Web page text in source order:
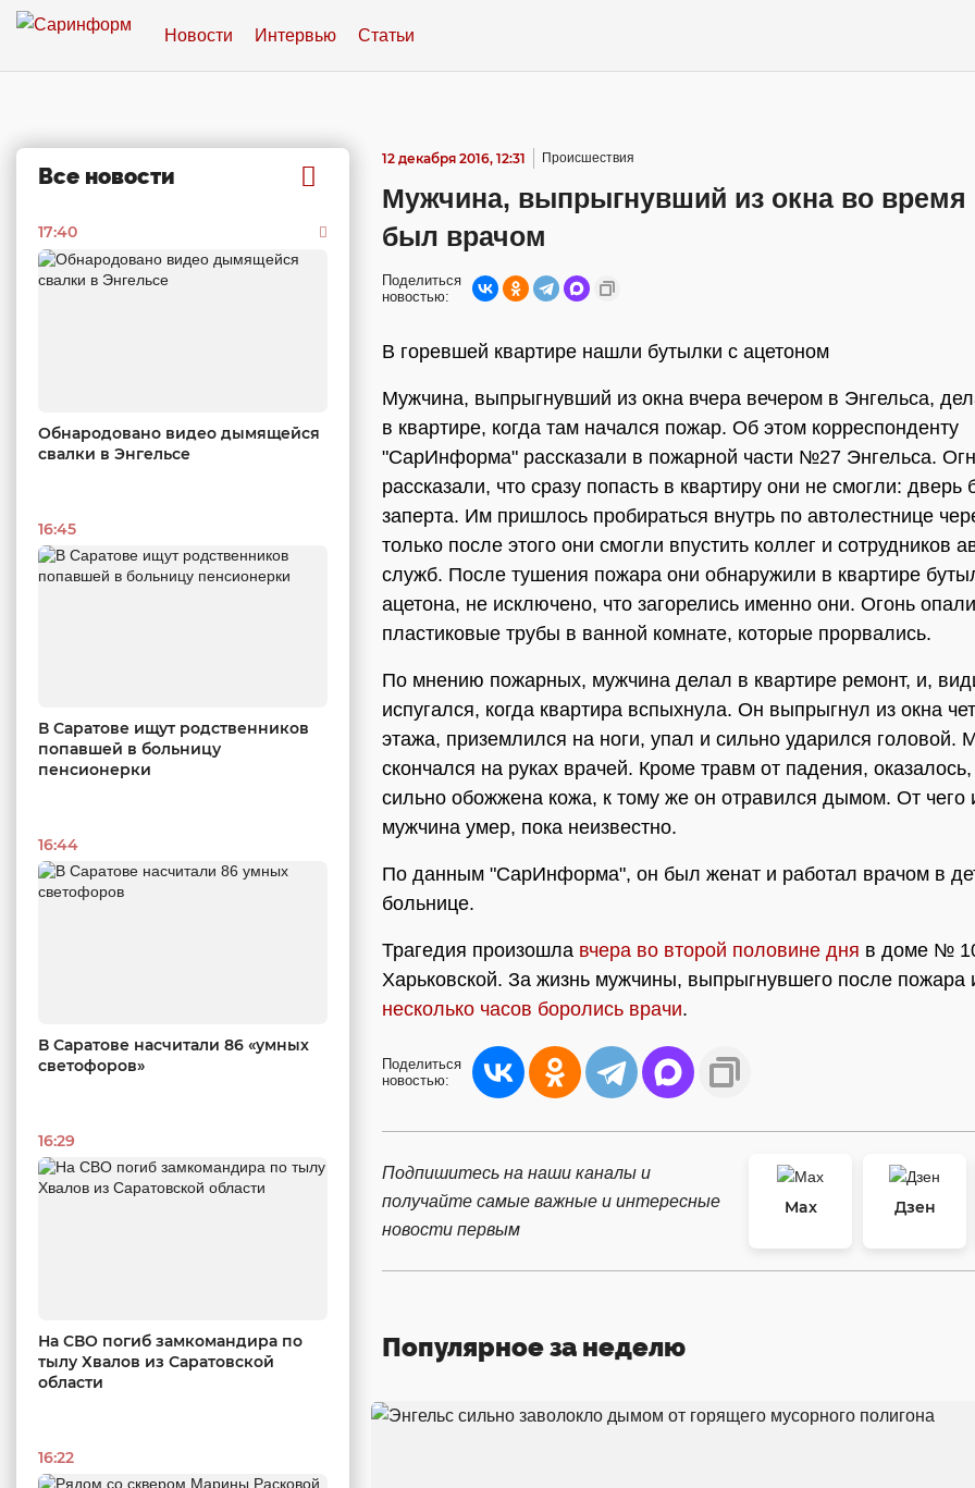
Новости Интервью Статьи
Все новости
17:40
Обнародовано видео дымящейся
свалки в Энгельсе
16:45
В Саратове ищут родственников
попавшей в больницу
пенсионерки
16:44
В Саратове насчитали 86 «умных
светофоров»
16:29
На СВО погиб замкомандира по
тылу Хвалов из Саратовской
области
16:22
12 декабря 2016, 12:31 Происшествия
Мужчина, выпрыгнувший из окна во время
был врачом
Поделиться
новостью:
В горевшей квартире нашли бутылки с ацетоном
Мужчина, выпрыгнувший из окна вчера вечером в Энгельса,
в квартире, когда там начался пожар. Об этом корреспонденту
"СарИнформа" рассказали в пожарной части №27 Энгельса.
рассказали, что сразу попасть в квартиру они не смогли: дверь
заперта. Им пришлось пробираться внутрь по автолестнице
только после этого они смогли впустить коллег и сотрудников
служб. После тушения пожара они обнаружили в квартире
ацетона, не исключено, что загорелись именно они. Огонь
пластиковые трубы в ванной комнате, которые прорвались.
По мнению пожарных, мужчина делал в квартире ремонт, и,
испугался, когда квартира вспыхнула. Он выпрыгнул из окна
этажа, приземлился на ноги, упал и сильно ударился головой.
скончался на руках врачей. Кроме травм от падения, оказалось,
сильно обожжена кожа, к тому же он отравился дымом. От чего
мужчина умер, пока неизвестно.
По данным "СарИнформа", он был женат и работал врачом в
больнице.
Трагедия произошла вчера во второй половине дня в доме №
Харьковской. За жизнь мужчины, выпрыгнувшего после пожара
несколько часов боролись врачи.
Поделиться
новостью:
Подпишитесь на наши каналы и
получайте самые важные и интересные
новости первым
Max
Дзен
Популярное за неделю